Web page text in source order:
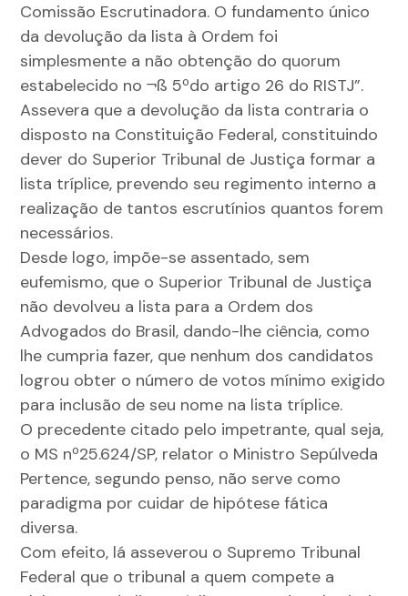
Comissão Escrutinadora. O fundamento único
da devolução da lista à Ordem foi
simplesmente a não obtenção do quorum
estabelecido no ¬ß 5ºdo artigo 26 do RISTJ”.
Assevera que a devolução da lista contraria o
disposto na Constituição Federal, constituindo
dever do Superior Tribunal de Justiça formar a
lista tríplice, prevendo seu regimento interno a
realização de tantos escrutínios quantos forem
necessários.
Desde logo, impõe-se assentado, sem
eufemismo, que o Superior Tribunal de Justiça
não devolveu a lista para a Ordem dos
Advogados do Brasil, dando-lhe ciência, como
lhe cumpria fazer, que nenhum dos candidatos
logrou obter o número de votos mínimo exigido
para inclusão de seu nome na lista tríplice.
O precedente citado pelo impetrante, qual seja,
o MS nº25.624/SP, relator o Ministro Sepúlveda
Pertence, segundo penso, não serve como
paradigma por cuidar de hipótese fática
diversa.
Com efeito, lá asseverou o Supremo Tribunal
Federal que o tribunal a quem compete a